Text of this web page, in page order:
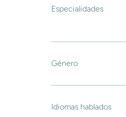
Especialidades
Género
Idiomas hablados